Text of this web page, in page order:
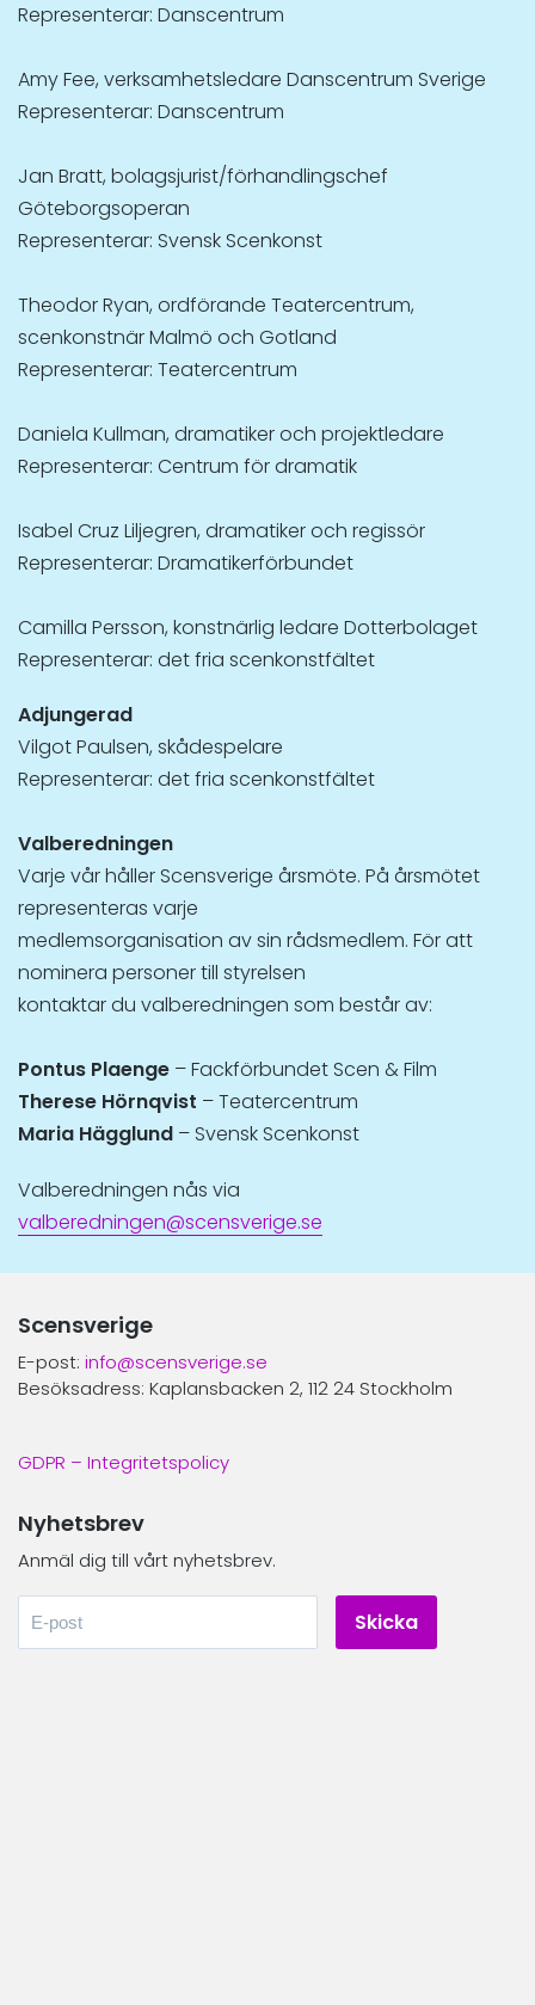
Representerar: Danscentrum
Amy Fee, verksamhetsledare Danscentrum Sverige
Representerar: Danscentrum
Jan Bratt, bolagsjurist/förhandlingschef
Göteborgsoperan
Representerar: Svensk Scenkonst
Theodor Ryan, ordförande Teatercentrum,
scenkonstnär Malmö och Gotland
Representerar: Teatercentrum
Daniela Kullman, dramatiker och projektledare
Representerar: Centrum för dramatik
Isabel Cruz Liljegren, dramatiker och regissör
Representerar: Dramatikerförbundet
Camilla Persson, konstnärlig ledare Dotterbolaget
Representerar: det fria scenkonstfältet
Adjungerad
Vilgot Paulsen, skådespelare
Representerar: det fria scenkonstfältet
Valberedningen
Varje vår håller Scensverige årsmöte. På årsmötet
representeras varje
medlemsorganisation av sin rådsmedlem. För att
nominera personer till styrelsen
kontaktar du valberedningen som består av:
Pontus Plaenge – Fackförbundet Scen & Film
Therese Hörnqvist – Teatercentrum
Maria Hägglund – Svensk Scenkonst
Valberedningen nås via
valberedningen@scensverige.se
Scensverige
E-post: info@scensverige.se
Besöksadress: Kaplansbacken 2, 112 24 Stockholm
GDPR – Integritetspolicy
Nyhetsbrev
Anmäl dig till vårt nyhetsbrev.